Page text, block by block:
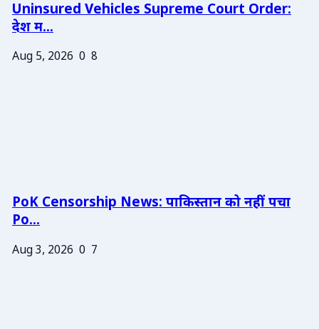
Uninsured Vehicles Supreme Court Order:
देश म...
Aug 5, 2026 0 8
PoK Censorship News: पाकिस्तान को नहीं पचा
Po...
Aug 3, 2026 0 7